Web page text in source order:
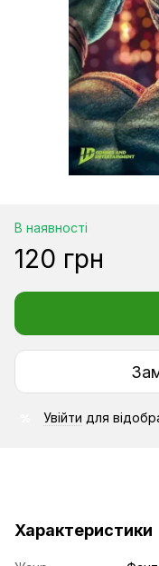
В наявності
120 грн
Увійти для
Характеристики